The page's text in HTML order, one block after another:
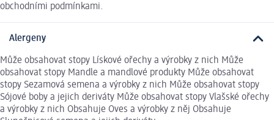
obchodními podmínkami.
Alergeny
Může obsahovat stopy Lískové ořechy a výrobky z nich Může
obsahovat stopy Mandle a mandlové produkty Může obsahovat
stopy Sezamová semena a výrobky z nich Může obsahovat stopy
Sójové boby a jejich deriváty Může obsahovat stopy Vlašské ořechy
a výrobky z nich Obsahuje Oves a výrobky z něj Obsahuje